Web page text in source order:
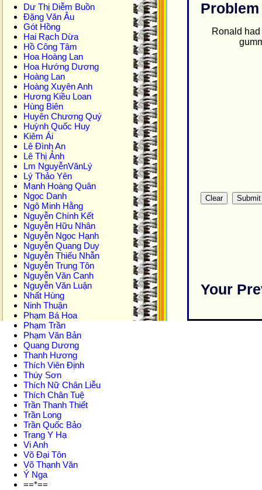
Dư Thị Diễm Buồn
Ðặng Văn Âu
Gót Hồng
Hai Rạch Dừa
Hồ Công Tâm
Hoa Hoàng Lan
Hoa Hướng Dương
Hoàng Lan
Hoàng Xuyên Anh
Hương Kiều Loan
Hùng Biên
Huyên Chương Quý
Huỳnh Quốc Huy
Kiêm Ái
Lê Đình An
Lê Thị Ảnh
Lm NguyễnVănLý
Lý Thảo Yên
Mạnh Hoàng Quân
Ngọc Danh
Ngô Minh Hằng
Nguyễn Chính Kết
Nguyễn Hữu Nhân
Nguyễn Ngọc Hạnh
Nguyễn Quang Duy
Nguyễn Thiếu Nhẫn
Nguyễn Trung Tôn
Nguyễn Văn Canh
Nguyễn Văn Luận
Nhất Hùng
Ninh Thuận
Phạm Bá Hoa
Phạm Trần
Phạm Văn Bản
Quang Dương
Thanh Hương
Thích Viên Định
Thúy Sơn
Thích Nữ Chân Liễu
Thích Chân Tuệ
Trần Thanh Thiết
Trần Long
Trần Quốc Bảo
Trang Y Hạ
Vi Anh
Võ Đại Tôn
Võ Thạnh Văn
Ý Nga
==*==
Problem
Ronald
Your